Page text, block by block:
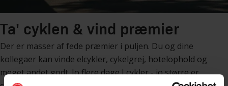
Ta' cyklen & vind præmier
Der er masser af fede præmier i puljen. Du og dine
kollegaer kan vinde elcykler, cykelgrej, hotelophold og
meget andet godt. Jo flere dage I cykler - jo større er